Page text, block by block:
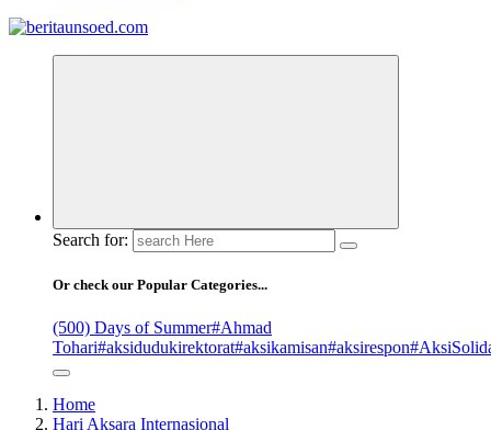
Pemandu Wawasan Almamater
Search for:
Or check our Popular Categories...
(500) Days of Summer#Ahmad
Tohari#aksidudukirektorat#aksikamisan#aksirespon
Home
Hari Aksara Internasional